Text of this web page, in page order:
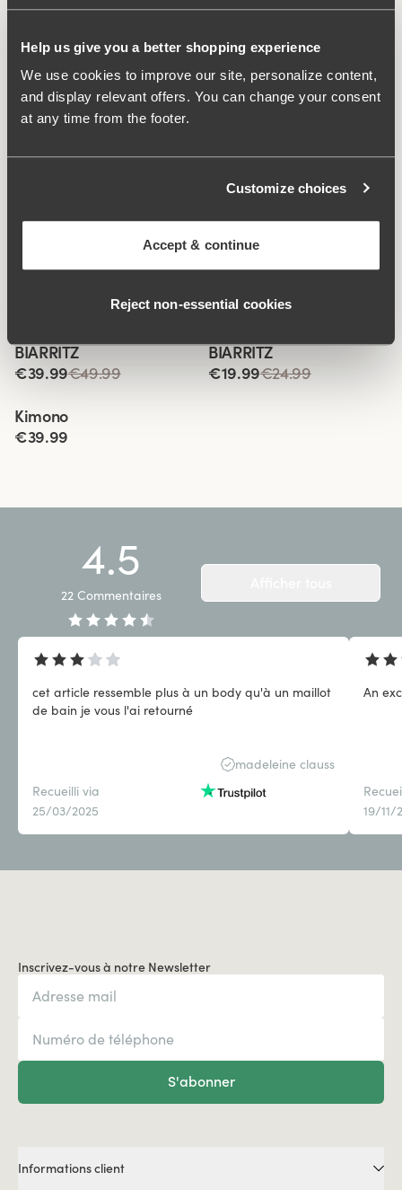
Help us give you a better shopping experience
We use cookies to improve our site, personalize content,
and display relevant offers. You can change your consent
at any time from the footer.
Customize choices
Accept & continue
Reject non‑essential cookies
doublé.
Entrejambe doublé.
Style classique en noir.
Bonnet entier sans armature, doublé pour un
Produits associés
BIARRITZ
€39.99€49.99
BIARRITZ
€19.99€24.99
Viewing image 1 of 3
Nouveau produit
Kimono
€39.99
4.5
22 Commentaires
cet article ressemble plus à un body qu'à un maillot
de bain je vous l'ai retourné
madeleine clauss
Recueilli via
25/03/2025
An
19/11/
Inscrivez-vous à notre Newsletter
S'abonner
Informations client